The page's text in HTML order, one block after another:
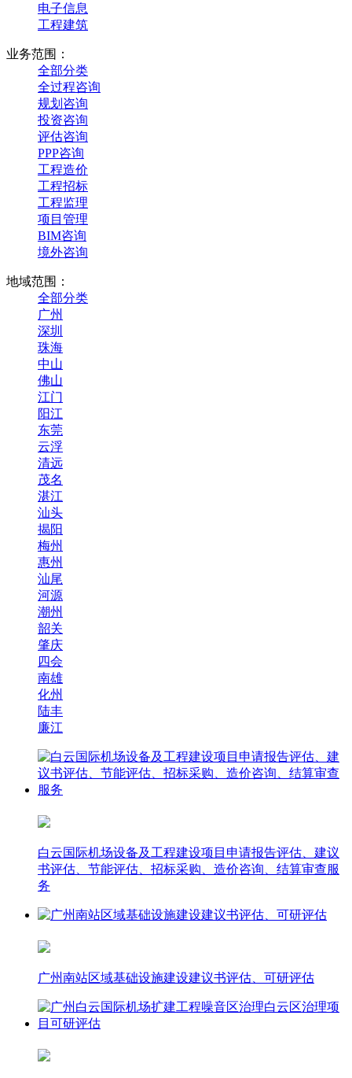
电子信息
工程建筑
业务范围：
全部分类
全过程咨询
规划咨询
投资咨询
评估咨询
PPP咨询
工程造价
工程招标
工程监理
项目管理
BIM咨询
境外咨询
地域范围：
全部分类
广州
深圳
珠海
中山
佛山
江门
阳江
东莞
云浮
清远
茂名
湛江
汕头
揭阳
梅州
惠州
汕尾
河源
潮州
韶关
肇庆
四会
南雄
化州
陆丰
廉江
白云国际机场设备及工程建设项目申请报告评估、建议
书评估、节能评估、招标采购、造价咨询、结算审查服
务
广州南站区域基础设施建设建议书评估、可研评估